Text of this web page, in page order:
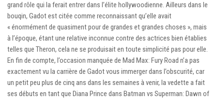
grand rôle qui la ferait entrer dans l’élite hollywoodienne. Ailleurs dans le
bouqin, Gadot est citée comme reconnaissant qu’elle avait
« énormément de quasiment pour de grandes et grandes choses », mais
à l’époque, étant une relative inconnue contre des actrices bien établies
telles que Theron, cela ne se produisait en toute simplicité pas pour elle.
En fin de compte, l’occasion manquée de Mad Max: Fury Road n’a pas
exactement vu la carrière de Gadot vous immerger dans l’obscurité, car
un petit peu plus de cinq ans dans les semaines à venir, la vedette a fait
ses débuts en tant que Diana Prince dans Batman vs Superman: Dawn of